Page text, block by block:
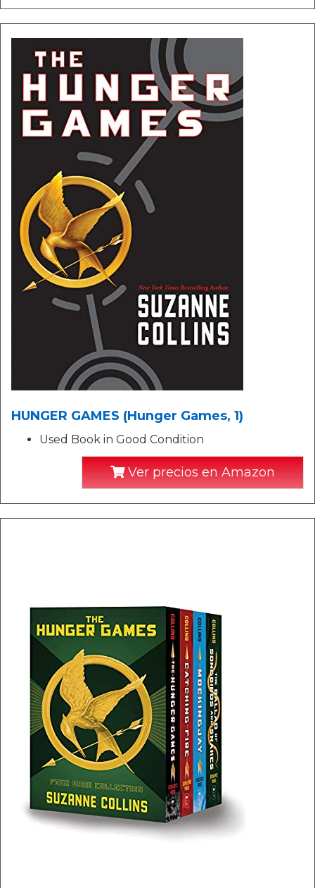
HUNGER GAMES (Hunger Games, 1)
Used Book in Good Condition
Ver precios en Amazon